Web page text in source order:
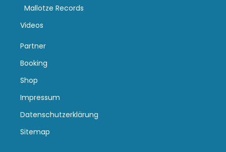
Mallotze Records
Videos
Partner
Booking
Shop
Impressum
Datenschutzerklärung
Sitemap